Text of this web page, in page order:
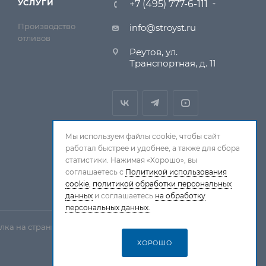
УСЛУГИ
Производство
отливов
+7 (495) 777-6-111
info@stroyst.ru
Реутов, ул.
Транспортная, д. 11
на страницу-источник обязательна.
Мы используем файлы cookie, чтобы сайт
работал быстрее и удобнее, а также для сбора
статистики. Нажимая «Хорошо», вы
соглашаетесь с Политикой использования
cookie, политикой обработки персональных
данных и соглашаетесь на обработку
персональных данных.
ХОРОШО